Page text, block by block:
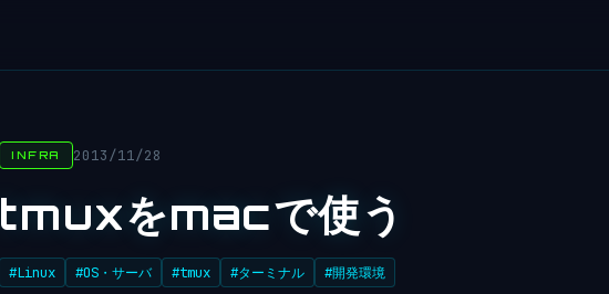
INFRA 2013/11/28
tmuxをmacで使う
#Linux #OS・サーバ #tmux #ターミナル #開発環境